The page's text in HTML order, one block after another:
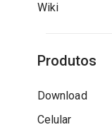
Wiki
Produtos
Download
Celular